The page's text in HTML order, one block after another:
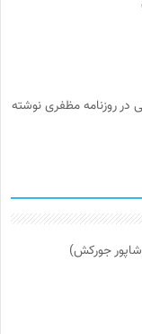
در روزنامه مظفری نوشته
شاپور جورکش)